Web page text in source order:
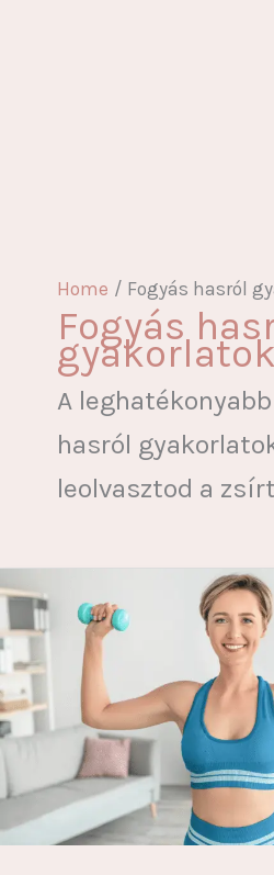
Home Fogyás hasról
Fogyás
gyakorlatok
A
hasról
leolvasztod a